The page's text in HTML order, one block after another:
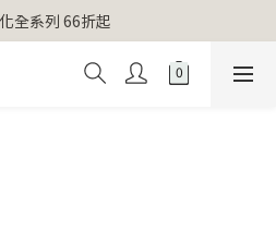
限金額 即送 香遇熊超人行李吊牌
全系列 66折起
限金額 即送 香遇熊超人行李吊牌